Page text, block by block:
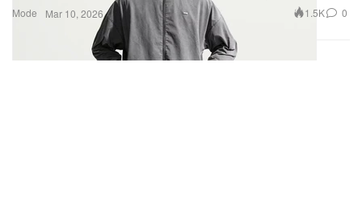
Mode Mar 10, 2026 1.5K 0